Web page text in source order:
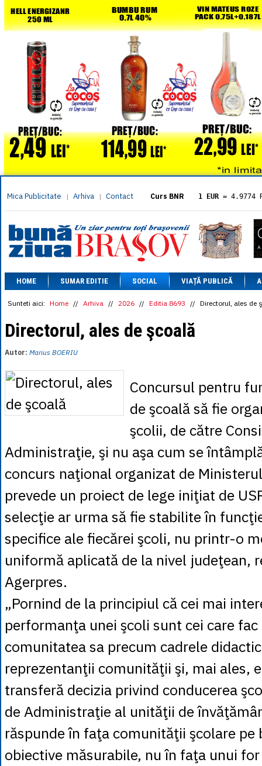
Mica Publicitate | Arhiva | Contact Curs BNR 1 EUR = 4.9774
= 5.8304
1 XAU= 464.4611
1 AED= 1.1933
1 AUD= 2.7957
1 BGN= 2.5449
1 CAD= 3.1559
1 CHF= 5.2813
1 CNY= 0.6015
1 MDL= 0.2538
1 MXN
1 NOK= 0.4191
= 2.6097
1 PLN= 1.1646
1 RUB = 0.0530
1 SEK = 0.4526
1 TRY= 0.1141
1 UAH = 0.1048
1 XDR
= 5.9383
1 ZAR = 0.2318
HOME SUMAR EDITIE SOCIAL VIAȚĂ PUBLICĂ
Sunteti aici: Home // Arhiva // 2026 // Editia 8693 // Directorul, ales de
Directorul, ales de şcoală
Autor: Marius BOERIU
Concursul pentru
de şcoală să fie
şcolii, de către
Administraţie, şi nu aşa cum se
concurs naţional organizat de
prevede un proiect de lege iniţiat de
selecţie ar urma să fie stabilite în
specifice ale fiecărei şcoli, nu printr-o
uniformă aplicată de la nivel judeţean,
Agerpres.
„Pornind de la principiul că cei mai
performanţa unei şcoli sunt cei care
comunitatea sa precum cadrele
reprezentanţii comunităţii şi, mai ales,
transferă decizia privind conducerea
de Administraţie al unităţii de
răspunde în faţa comunităţii şcolare pe
obiective măsurabile, nu în faţa unui